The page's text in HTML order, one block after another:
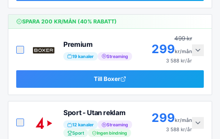
SPARA 200 KR/MÅN (40% RABATT)
Premium
19kanaler Streaming
499kr
299kr/mån
3 588 kr/år
Till Boxer
Sport - Utan reklam
12 kanaler
Streaming
Sport
Ingen bindning
299kr/mån
3 588 kr/år